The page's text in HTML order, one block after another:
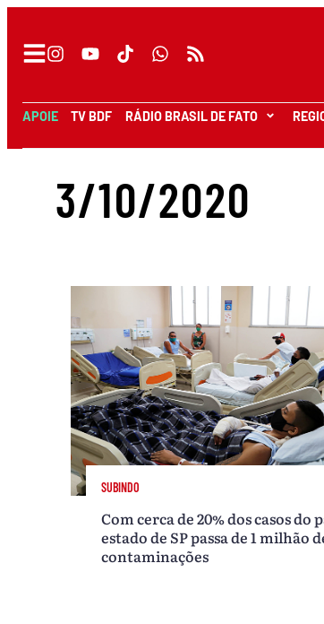
APOIE TV BDF RÁDIO BRASIL DE FATO
3/10/2020
SUBINDO
Com cerca de 20% dos casos do
estado de SP passa de 1 milhão
contaminações